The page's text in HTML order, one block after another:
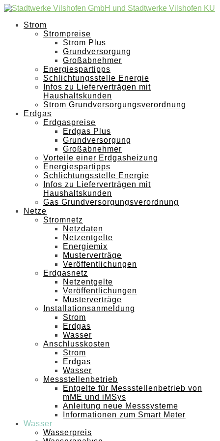
Strom
Strompreise
Strom Plus
Grundversorgung
Großabnehmer
Energiespartipps
Schlichtungsstelle Energie
Infos zu Lieferverträgen mit
Haushaltskunden
Strom Grundversorgungsverordnung
Erdgas
Erdgaspreise
Erdgas Plus
Grundversorgung
Großabnehmer
Vorteile einer Erdgasheizung
Energiespartipps
Schlichtungsstelle Energie
Infos zu Lieferverträgen mit
Haushaltskunden
Gas Grundversorgungsverordnung
Netze
Stromnetz
Netzdaten
Netzentgelte
Energiemix
Musterverträge
Veröffentlichungen
Erdgasnetz
Netzentgelte
Veröffentlichungen
Musterverträge
Installationsanmeldung
Strom
Erdgas
Wasser
Anschlusskosten
Strom
Erdgas
Wasser
Messstellenbetrieb
Entgelte für Messstellenbetrieb von
mME und iMSys
Anleitung neue Messsysteme
Informationen zum Smart Meter
Wasser
Wasserpreis